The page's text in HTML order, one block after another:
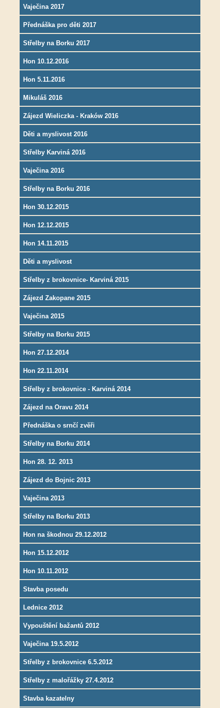
Vaječina 2017
Přednáška pro děti 2017
Střelby na Borku 2017
Hon 10.12.2016
Hon 5.11.2016
Mikuláš 2016
Zájezd Wieliczka - Kraków 2016
Děti a myslivost 2016
Střelby Karviná 2016
Vaječina 2016
Střelby na Borku 2016
Hon 30.12.2015
Hon 12.12.2015
Hon 14.11.2015
Děti a myslivost
Střelby z brokovnice- Karviná 2015
Zájezd Zakopane 2015
Vaječina 2015
Střelby na Borku 2015
Hon 27.12.2014
Hon 22.11.2014
Střelby z brokovnice - Karviná 2014
Zájezd na Oravu 2014
Přednáška o srnčí zvěři
Střelby na Borku 2014
Hon 28. 12. 2013
Zájezd do Bojnic 2013
Vaječina 2013
Střelby na Borku 2013
Hon na škodnou 29.12.2012
Hon 15.12.2012
Hon 10.11.2012
Stavba posedu
Lednice 2012
Vypouštění bažantů 2012
Vaječina 19.5.2012
Střelby z brokovnice 6.5.2012
Střelby z malořážky 27.4.2012
Stavba kazatelny